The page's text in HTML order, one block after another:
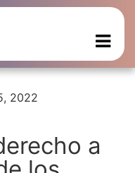
2022
a